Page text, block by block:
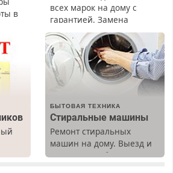
в
до
всех марок на дому с
гарантией. Замена
резины. Качественно.
Недорого. Без выходных.
Все районы. Скидка.
Вызов бесплатный.
БЫТОВАЯ ТЕХНИКА
Стиральные машины
Ремонт стиральных
машин на дому. Выезд и
диагностика бесплатно.